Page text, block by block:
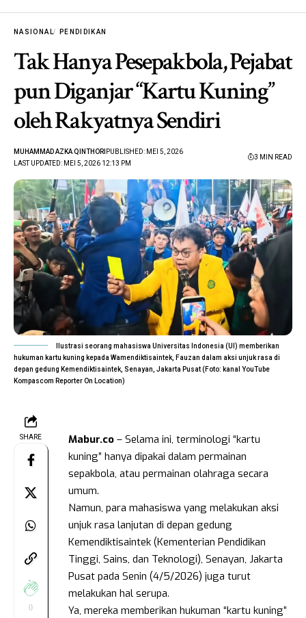
NASIONAL PENDIDIKAN
Tak Hanya Pesepakbola, Pejabat
pun Diganjar “Kartu Kuning”
oleh Rakyatnya Sendiri
LAST UPDATED: MEI 5, 2026 12:13 PM
MUHAMMAD AZKA QINTHORI PUBLISHED: MEI 5, 2026
3 MIN READ
Ilustrasi seorang mahasiswa Universitas Indonesia (UI) memberikan
hukuman kartu kuning kepada Wamendiktisaintek, Fauzan dalam aksi unjuk rasa di
depan gedung Kemendiktisaintek, Senayan, Jakarta Pusat (Foto: kanal YouTube
Kompascom Reporter On Location)
SHARE
0
Mabur.co – Selama ini, terminologi “kartu
kuning” hanya dipakai dalam permainan
sepakbola, atau permainan olahraga secara
umum.
Namun, para mahasiswa yang melakukan aksi
unjuk rasa lanjutan di depan gedung
Kemendiktisaintek (Kementerian Pendidikan
Tinggi, Sains, dan Teknologi), Senayan, Jakarta
Pusat pada Senin (4/5/2026) juga turut
melakukan hal serupa.
Ya, mereka memberikan hukuman “kartu kuning”